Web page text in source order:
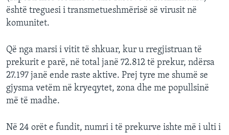
është treguesi i transmetueshmërisë së virusit në
komunitet.
Që nga marsi i vitit të shkuar, kur u rregjistruan të
prekurit e parë, në total janë 72.812 të prekur, ndërsa
27.197 janë ende raste aktive. Prej tyre me shumë se
gjysma vetëm në kryeqytet, zona dhe me popullsinë
më të madhe.
Në 24 orët e fundit, numri i të prekurve ishte më i ulti i